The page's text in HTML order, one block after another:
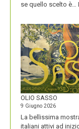
se quello scelto è…
OLIO SASSO
9 Giugno 2026
La bellissima
italiani attivi ad